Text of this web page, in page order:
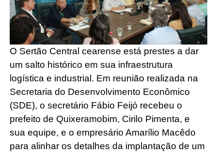
O Sertão Central cearense está prestes a dar
um salto histórico em sua infraestrutura
logística e industrial. Em reunião realizada na
Secretaria do Desenvolvimento Econômico
(SDE), o secretário Fábio Feijó recebeu o
prefeito de Quixeramobim, Cirilo Pimenta, e
sua equipe, e o empresário Amarílio Macêdo
para alinhar os detalhes da implantação de um